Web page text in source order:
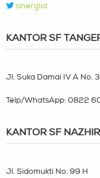
sinergiid
KANTOR SF
Jl. Suka Damai IV A No.
Telp/WhatsApp: 0822
KANTOR SF
Jl. Sidomukti No. 99 H